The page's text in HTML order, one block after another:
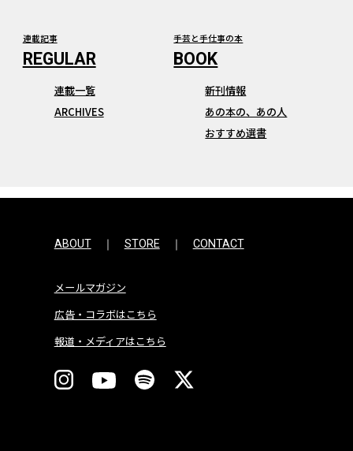
連載記事
連載一覧
ARCHIVES
手芸と手仕事の本
新刊情報
あの本の、あの人
おすすめ選書
ABOUT STORE CONTACT
メールマガジン
広告・コラボはこちら
報道・メディアはこちら